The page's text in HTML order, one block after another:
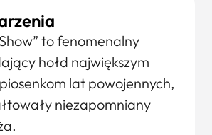
to fenomenalny
hołd największym
lat powojennych,
niezapomniany